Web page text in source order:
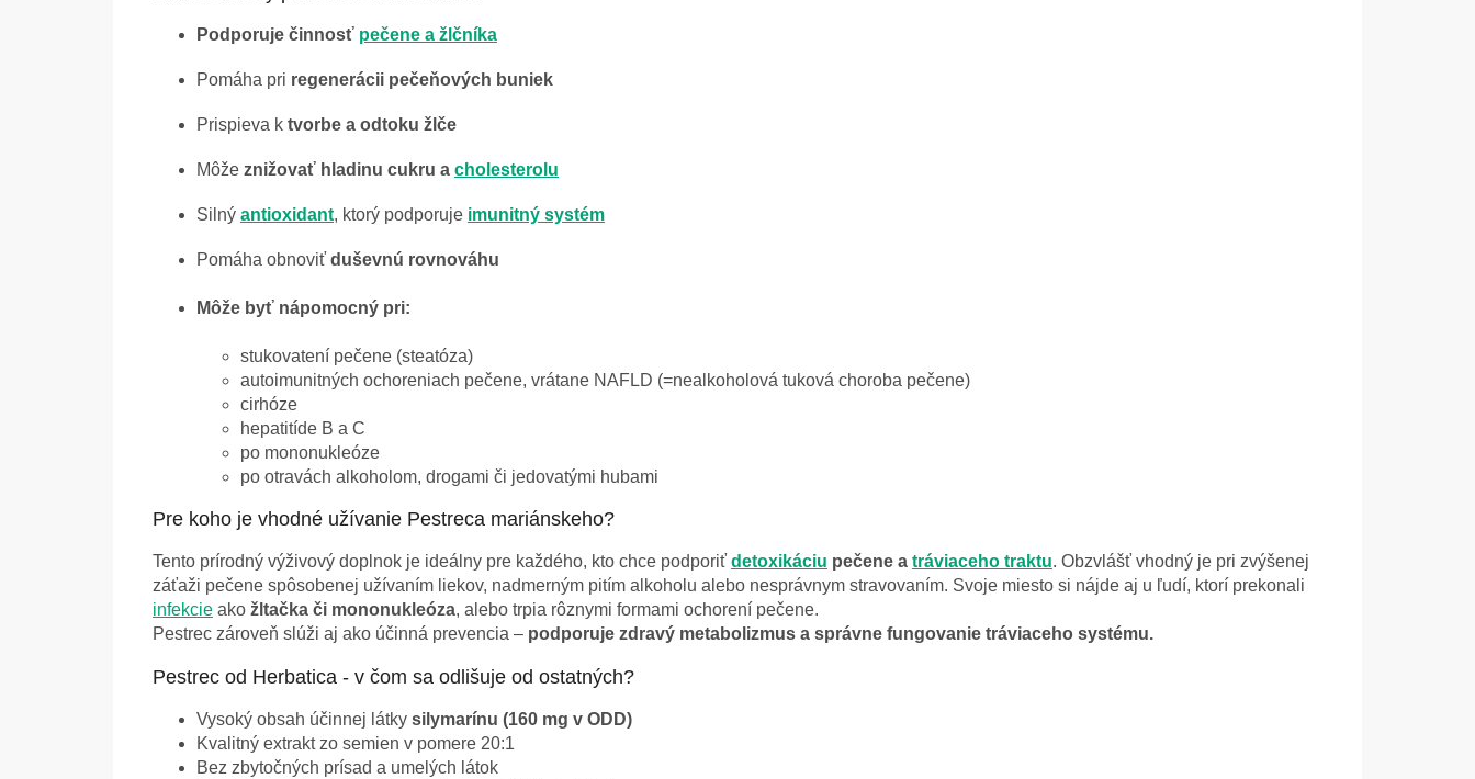
Podporuje činnosť pečene a žlčníka
Pomáha pri regenerácii pečeňových buniek
Prispieva k tvorbe a odtoku žlče
Môže znižovať hladinu cukru a cholesterolu
Silný antioxidant, ktorý podporuje imunitný systém
Pomáha obnoviť duševnú rovnováhu
Môže byť nápomocný pri:
stukovatení pečene (steatóza)
autoimunitných ochoreniach pečene, vrátane NAFLD (=nealkoholová tuková choroba pečene)
cirhóze
hepatitíde B a C
po mononukleóze
po otravách alkoholom, drogami či jedovatými hubami
Pre koho je vhodné užívanie Pestreca mariánskeho?
Tento prírodný výživový doplnok je ideálny pre každého, kto chce podporiť detoxikáciu pečene a tráviaceho traktu. Obzvlášť vhodný je pri zvýšenej
záťaži pečene spôsobenej užívaním liekov, nadmerným pitím alkoholu alebo nesprávnym stravovaním. Svoje miesto si nájde aj u ľudí, ktorí prekonali
infekcie ako žltačka či mononukleóza, alebo trpia rôznymi formami ochorení pečene.
Pestrec zároveň slúži aj ako účinná prevencia – podporuje zdravý metabolizmus a správne fungovanie tráviaceho systému.
Pestrec od Herbatica - v čom sa odlišuje od ostatných?
Vysoký obsah účinnej látky silymarínu (160 mg v ODD)
Kvalitný extrakt zo semien v pomere 20:1
Bez zbytočných prísad a umelých látok